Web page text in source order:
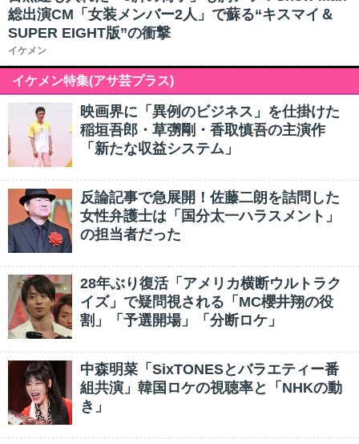
総出演CM「女装メンバー2人」で蘇る“キスマイ＆
SUPER EIGHT版”の衝撃
イケメン
イケメン特集(アサ芸プラス)
映画界に「異例のビジネス」を仕掛けた
稲垣吾郎・草彅剛・香取慎吾の主演作
「新たな収益システム」
反論記事で急展開！佐藤二朗を詰問した
女性弁護士は「国分太一ハラスメント」
の担当者だった
28年ぶり復活「アメリカ横断ウルトラク
イズ」で疑問視される「MC櫻井翔の役
割」「予選開場」「分断ロケ」
中森明菜「SixTONESとバラエティー番
組共演」韓国ロケの視聴率と「NHKの動
き」